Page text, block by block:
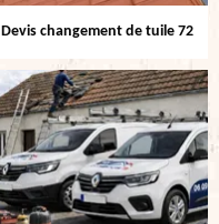
Devis changement de tuile 72